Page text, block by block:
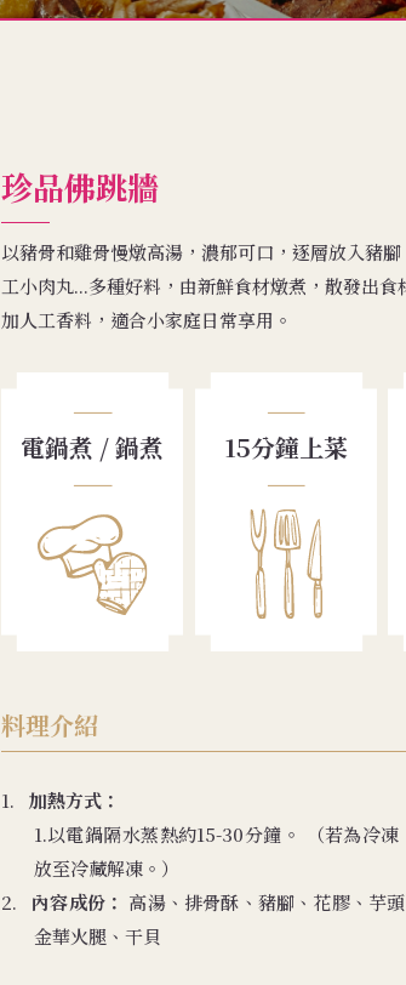
珍品佛跳牆
以豬骨和雞骨慢燉高湯，濃郁可口，逐層放入豬
工小肉丸...多種好料，由新鮮食材燉煮，散發出食
加人工香料，適合小家庭日常享用。
電鍋煮 / 鍋煮 15分鐘上菜
料理介紹
1. 加熱方式：
1.以電鍋隔水蒸熱約15-30分鐘。 （若為冷
放至冷藏解凍。）
2. 內容成份： 高湯、排骨酥、豬腳、花膠、芋
金華火腿、干貝